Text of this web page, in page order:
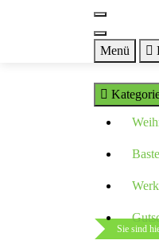
Menü
Sie sind